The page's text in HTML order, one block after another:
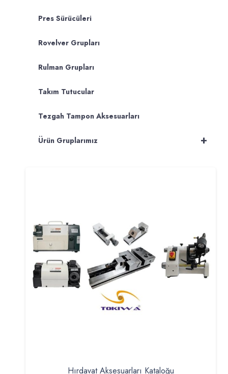
Pres Sürücüleri
Rovelver Grupları
Rulman Grupları
Takım Tutucular
Tezgah Tampon Aksesuarları
+
Ürün Gruplarımız
Hırdavat Aksesuarları Kataloğu